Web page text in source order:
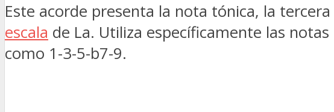
Este acorde presenta la nota tónica, la
escala de La. Utiliza específicamente las notas
como 1-3-5-b7-9.